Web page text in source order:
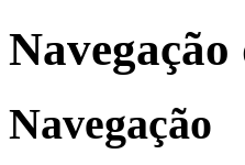
Navegação
Navegação